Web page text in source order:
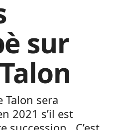
sur
Talon sera
2021 s’il est